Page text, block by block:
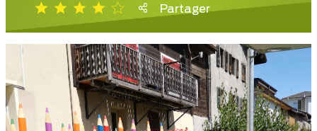
Partager